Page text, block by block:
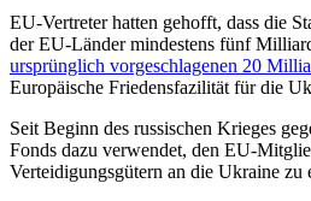
EU-Vertreter hatten gehofft, dass die
der EU-Länder mindestens fünf
ursprünglich vorgeschlagenen 20
Europäische Friedensfazilität für die
Seit Beginn des russischen Krieges
Fonds dazu verwendet, den EU-
Verteidigungsgütern an die Ukraine zu